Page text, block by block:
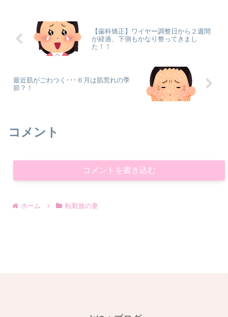
【歯科矯正】ワイヤー調整日から２週間
が経過、下側もかなり整ってきまし
た！！
最近肌がごわつく･･･６月は肌荒れの季
節？！
コメント
コメントを書き込む
ホーム 転勤族の妻